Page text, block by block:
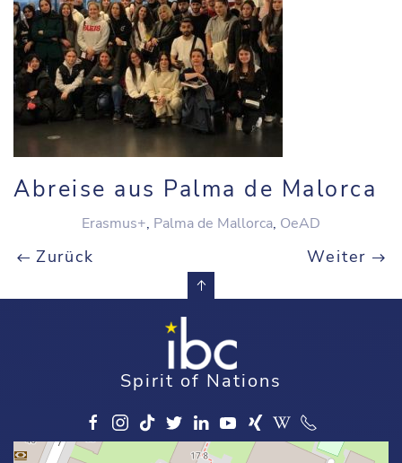
Abreise aus Palma de Malorca
Erasmus+, Palma de Mallorca, OeAD
Zurück Weiter
Spirit of Nations